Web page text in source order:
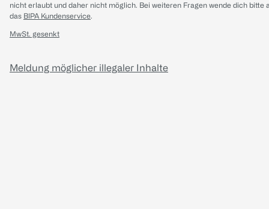
nicht erlaubt und daher nicht möglich. Bei weiteren Fragen wende dich bitte
das BIPA Kundenservice.
MwSt. gesenkt
Meldung möglicher illegaler Inhalte